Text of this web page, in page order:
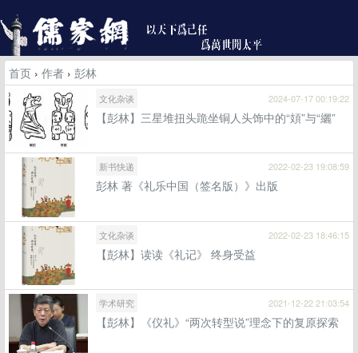
首页 › 作者 › 彭林
文化杂谈 2024-07-17 00:19:22
【彭林】三星堆扭头跪坐铜人头饰中的“頍”与“纚”
新书快递 2022-02-23 19:08:59
彭林 著《礼乐中国（签名版）》出版
文化杂谈 2022-02-23 18:46:15
【彭林】读读《礼记》 终身受益
学术研究 2021-12-22 21:03:54
【彭林】《仪礼》“两次转型说”理念下的复原探索